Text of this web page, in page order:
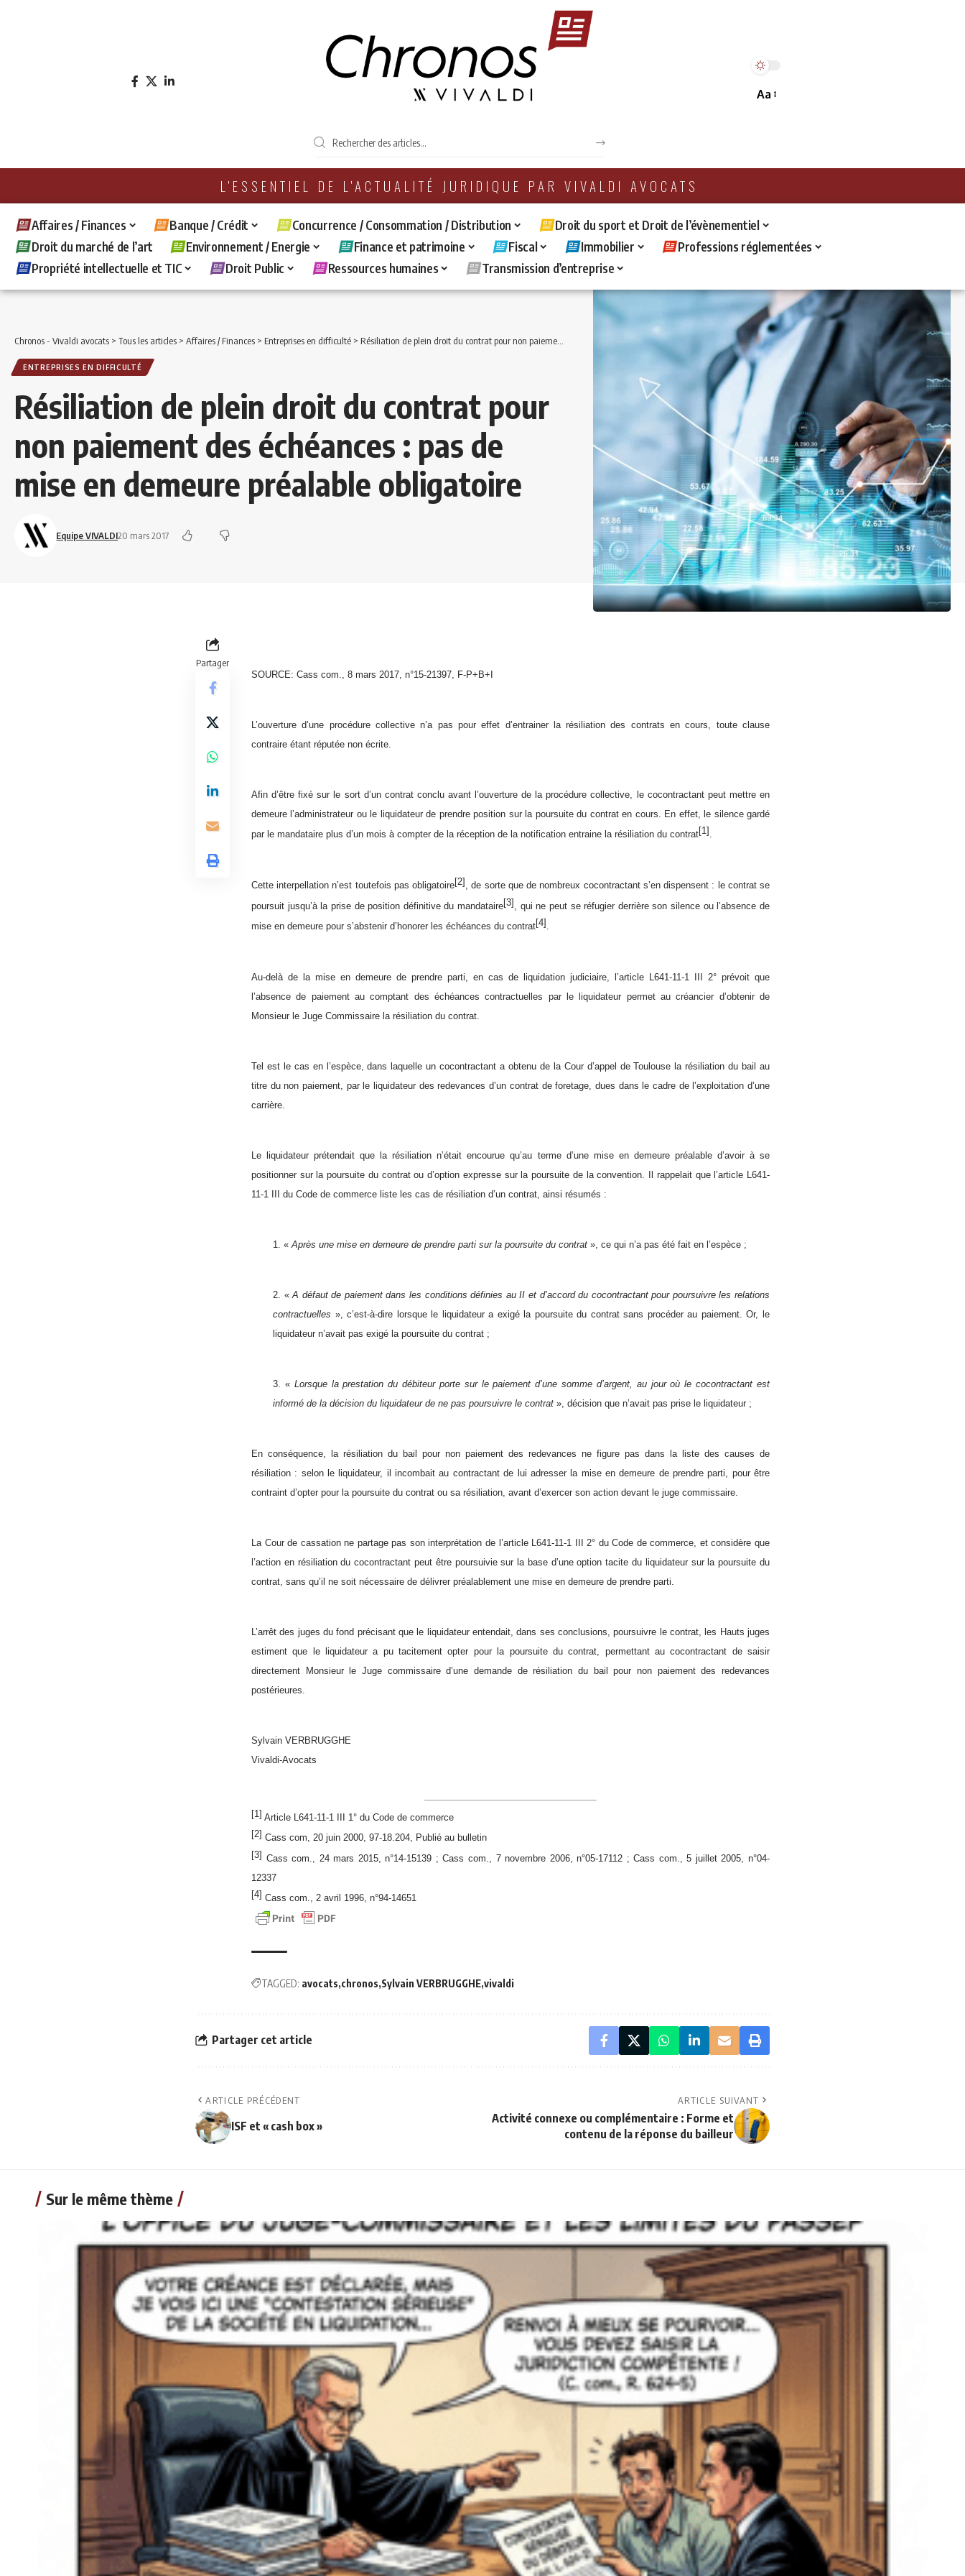
Aa
L'ESSENTIEL DE L'ACTUALITÉ JURIDIQUE PAR VIVALDI AVOCATS
Affaires / Finances Banque / Crédit Concurrence / Consommation / Distribution
Droit du sport et Droit de l’évènementiel
Droit du marché de l’art
Environnement / Energie Finance et patrimoine Fiscal Immobilier
Professions réglementées
Propriété intellectuelle et TIC
Droit Public Ressources humaines Transmission d’entreprise
Chronos - Vivaldi avocats > Tous les articles > Affaires / Finances > Entreprises en difficulté > Résiliation de plein droit du contrat pour non paiement des échéances : pas de mise en demeure préalable obligatoire
ENTREPRISES EN DIFFICULTÉ
Résiliation de plein droit du contrat pour
non paiement des échéances : pas de
mise en demeure préalable obligatoire
Equipe VIVALDI20 mars 2017
Partager
SOURCE: Cass com., 8 mars 2017, n°15-21397, F-P+B+I
L’ouverture d’une procédure collective n’a pas pour effet d’entrainer la résiliation des contrats en cours, toute clause
contraire étant réputée non écrite.
Afin d’être fixé sur le sort d’un contrat conclu avant l’ouverture de la procédure collective, le cocontractant peut mettre en
demeure l’administrateur ou le liquidateur de prendre position sur la poursuite du contrat en cours. En effet, le silence gardé
par le mandataire plus d’un mois à compter de la réception de la notification entraine la résiliation du contrat[1] .
Cette interpellation n’est toutefois pas obligatoire[2] , de sorte que de nombreux cocontractant s’en dispensent : le contrat se
poursuit jusqu’à la prise de position définitive du mandataire[3] , qui ne peut se réfugier derrière son silence ou l’absence de
mise en demeure pour s’abstenir d’honorer les échéances du contrat[4] .
Au-delà de la mise en demeure de prendre parti, en cas de liquidation judiciaire, l’article L641-11-1 III 2° prévoit que
l’absence de paiement au comptant des échéances contractuelles par le liquidateur permet au créancier d’obtenir de
Monsieur le Juge Commissaire la résiliation du contrat.
Tel est le cas en l’espèce, dans laquelle un cocontractant a obtenu de la Cour d’appel de Toulouse la résiliation du bail au
titre du non paiement, par le liquidateur des redevances d’un contrat de foretage, dues dans le cadre de l’exploitation d’une
carrière.
Le liquidateur prétendait que la résiliation n’était encourue qu’au terme d’une mise en demeure préalable d’avoir à se
positionner sur la poursuite du contrat ou d’option expresse sur la poursuite de la convention. Il rappelait que l’article L641-
11-1 III du Code de commerce liste les cas de résiliation d’un contrat, ainsi résumés :
1. « Après une mise en demeure de prendre parti sur la poursuite du contrat », ce qui n’a pas été fait en l’espèce ;
2. «A défaut de paiement dans les conditions définies au II et d’accord du cocontractant pour poursuivre les relations
contractuelles », c’est-à-dire lorsque le liquidateur a exigé la poursuite du contrat sans procéder au paiement. Or, le
liquidateur n’avait pas exigé la poursuite du contrat ;
3. « Lorsque la prestation du débiteur porte sur le paiement d’une somme d’argent, au jour où le cocontractant est
informé de la décision du liquidateur de ne pas poursuivre le contrat », décision que n’avait pas prise le liquidateur ;
En conséquence, la résiliation du bail pour non paiement des redevances ne figure pas dans la liste des causes de
résiliation : selon le liquidateur, il incombait au contractant de lui adresser la mise en demeure de prendre parti, pour être
contraint d’opter pour la poursuite du contrat ou sa résiliation, avant d’exercer son action devant le juge commissaire.
La Cour de cassation ne partage pas son interprétation de l’article L641-11-1 III 2° du Code de commerce, et considère que
l’action en résiliation du cocontractant peut être poursuivie sur la base d’une option tacite du liquidateur sur la poursuite du
contrat, sans qu’il ne soit nécessaire de délivrer préalablement une mise en demeure de prendre parti.
L’arrêt des juges du fond précisant que le liquidateur entendait, dans ses conclusions, poursuivre le contrat, les Hauts juges
estiment que le liquidateur a pu tacitement opter pour la poursuite du contrat, permettant au cocontractant de saisir
directement Monsieur le Juge commissaire d’une demande de résiliation du bail pour non paiement des redevances
postérieures.
Sylvain VERBRUGGHE
Vivaldi-Avocats
[1] Article L641-11-1 III 1° du Code de commerce
[2] Cass com, 20 juin 2000, 97-18.204, Publié au bulletin
[3] Cass com., 24 mars 2015, n°14-15139 ; Cass com., 7 novembre 2006, n°05-17112 ; Cass com., 5 juillet 2005, n°04-
12337
[4] Cass com., 2 avril 1996, n°94-14651
TAGGED: avocats chronos Sylvain VERBRUGGHE vivaldi
Partager cet article
ARTICLE PRÉCÉDENT
ISF et « cash box »
ARTICLE SUIVANT
Activité connexe ou complémentaire : Forme et
contenu de la réponse du bailleur
Sur le même thème